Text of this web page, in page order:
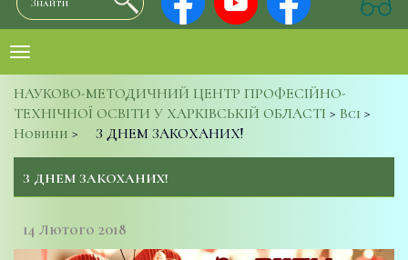
НАУКОВО-МЕТОДИЧНИЙ ЦЕНТР ПРОФЕСІЙНО-
ТЕХНІЧНОЇ ОСВІТИ У ХАРКІВСЬКІЙ ОБЛАСТІ > Всі >
Новини > З ДНЕМ ЗАКОХАНИХ!
З ДНЕМ ЗАКОХАНИХ!
14 Лютого 2018